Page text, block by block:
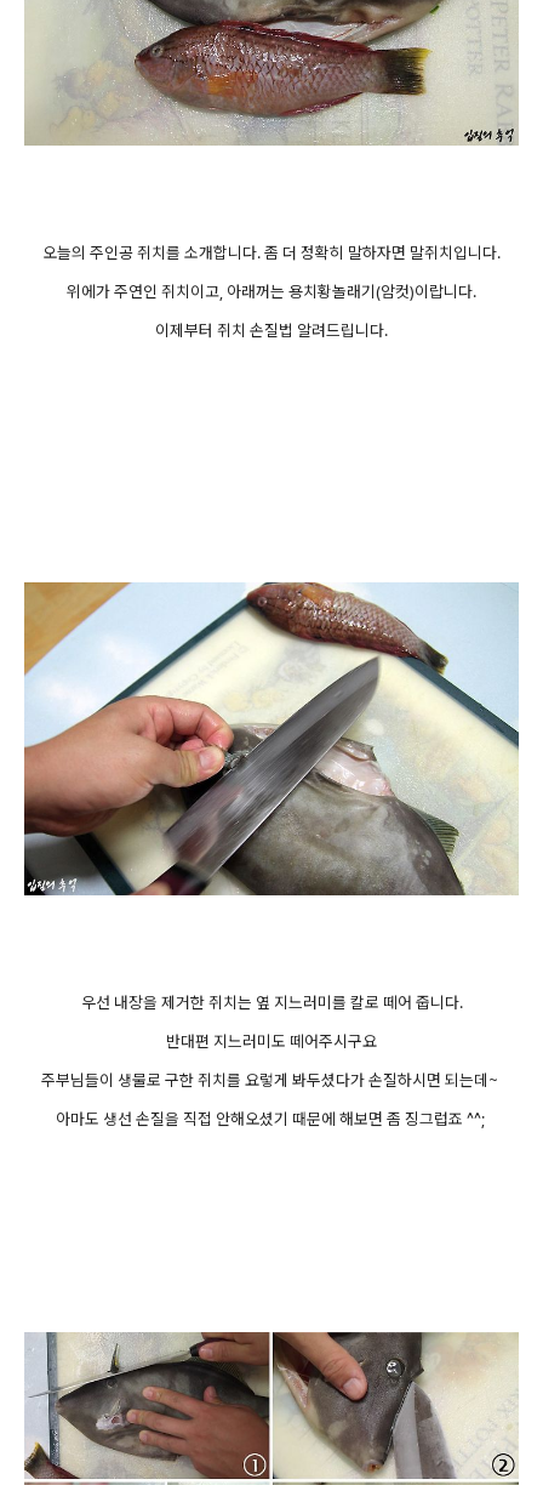
오늘의 주인공 쥐치를 소개합니다. 좀 더 정확히 말하자면 말쥐치입니다.
위에가 주연인 쥐치이고, 아래꺼는 용치황놀래기(암컷)이랍니다.
이제부터 쥐치 손질법 알려드립니다.
우선 내장을 제거한 쥐치는 옆 지느러미를 칼로 떼어 줍니다.
반대편 지느러미도 떼어주시구요
주부님들이 생물로 구한 쥐치를 요렇게 봐두셨다가 손질하시면 되는데~
아마도 생선 손질을 직접 안해오셨기 때문에 해보면 좀 징그럽죠 ^^;